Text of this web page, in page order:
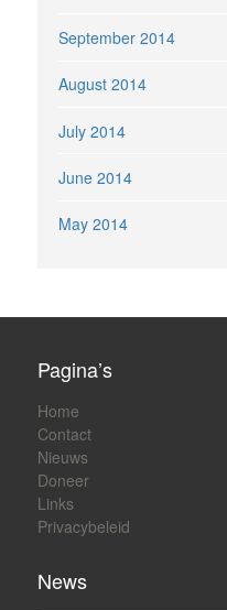
September 2014
August 2014
July 2014
June 2014
May 2014
Pagina’s
Home
Contact
Nieuws
Doneer
Links
Privacybeleid
News